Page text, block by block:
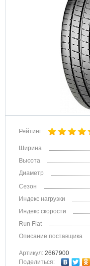
Рейтинг:
Ширина
Высота
Диаметр
Сезон
Индекс нагрузки
Индекс скорости
Run Flat
Описание поставщика
Артикул: 2667900
Поделиться: